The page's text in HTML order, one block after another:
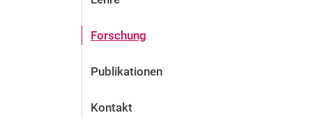
Forschung
Publikationen
Kontakt